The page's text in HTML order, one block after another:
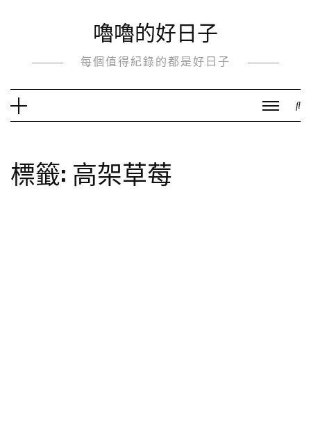
嚕嚕的好日子
每個值得紀錄的都是好日子
標籤: 高架草莓